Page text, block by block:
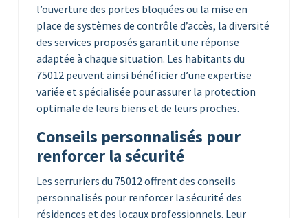
l’ouverture des portes bloquées ou la mise en
place de systèmes de contrôle d’accès, la diversité
des services proposés garantit une réponse
adaptée à chaque situation. Les habitants du
75012 peuvent ainsi bénéficier d’une expertise
variée et spécialisée pour assurer la protection
optimale de leurs biens et de leurs proches.
Conseils personnalisés pour
renforcer la sécurité
Les serruriers du 75012 offrent des conseils
personnalisés pour renforcer la sécurité des
résidences et des locaux professionnels. Leur